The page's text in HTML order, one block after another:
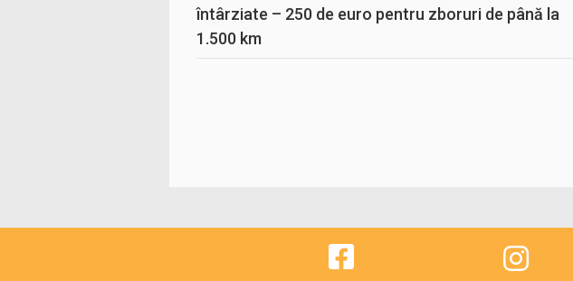
întârziate – 250 de euro pentru zboruri de până la
1.500 km